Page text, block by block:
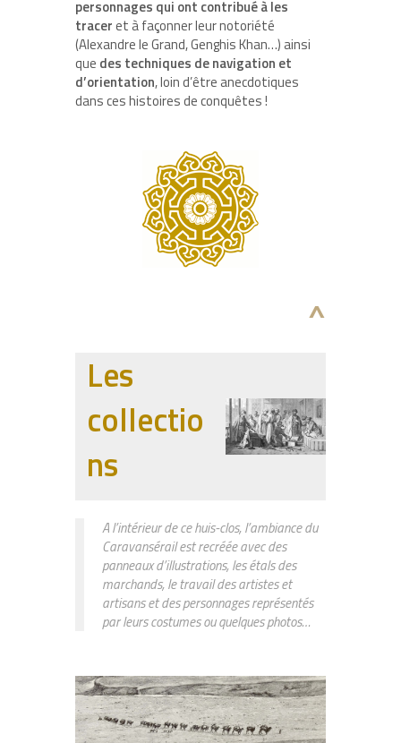
personnages qui ont contribué à les
traceret à façonner leur notoriété
(Alexandre le Grand, Genghis Khan…) ainsi
que des techniques de navigation et
d’orientation, loin d’être anecdotiques
dans ces histoires de conquêtes !
^
Les
collectio
ns
A l’intérieur de ce huis-clos, l’ambiance du
Caravansérail est recréée avec des
panneaux d’illustrations, les étals des
marchands, le travail des artistes et
artisans et des personnages représentés
par leurs costumes ou quelques photos…